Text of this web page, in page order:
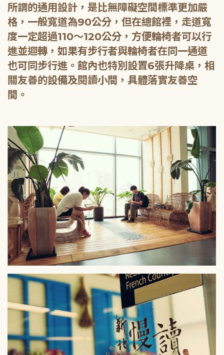
所謂的通用設計，是比無障礙空間標準更加嚴
格，一般寬道為90公分，但在總館裡，走道寬
度一定超過110～120公分，方便輪椅者可以行
進並迴轉，如果有步行者與輪椅者在同一通道
也可同步行進。館內也特別設置6張升降桌，相
關友善的設備及閱讀小間，具體落實友善空
間。